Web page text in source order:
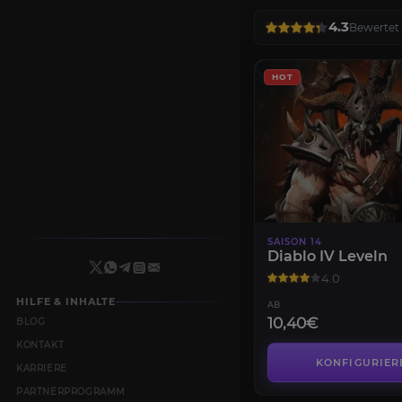
HILFE & INHALTE
BLOG
KONTAKT
KARRIERE
PARTNERPROGRAMM
4.3Bewertet
HOT
SAISON 14
Diablo IV Leveln
4.0
AB
10,40€